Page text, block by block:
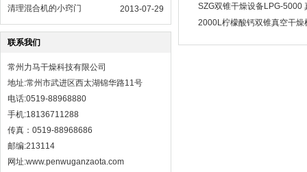
清理混合机的小窍门
2013-07-29
联系我们
常州力马干燥科技有限公司
地址:常州市武进区西太湖锦华路11号
电话:0519-88968880
手机:18136711288
传真：0519-88968686
邮编:213114
网址:www.penwuganzaota.com
SZG双锥干燥设备LPG-5000
2000L柠檬酸钙双锥真空干燥